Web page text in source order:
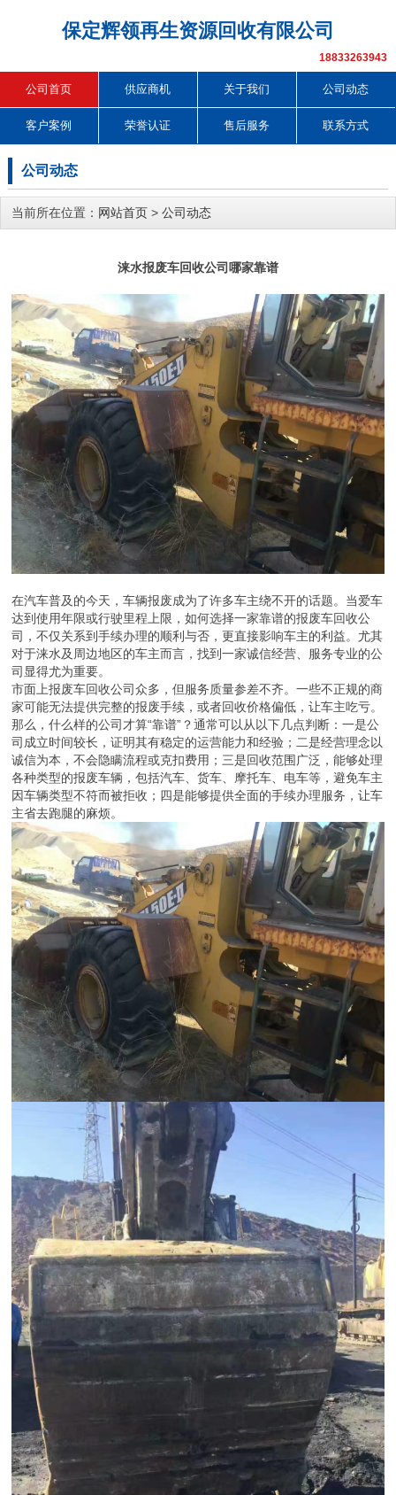
保定辉领再生资源回收有限公司
18833263943
公司首页 供应商机 关于我们 公司动态
客户案例 荣誉认证 售后服务 联系方式
公司动态
当前所在位置： 网站首页 > 公司动态
涞水报废车回收公司哪家靠谱
在汽车普及的今天，车辆报废成为了许多车主绕不开的话题。当爱车
达到使用年限或行驶里程上限，如何选择一家靠谱的报废车回收公
司，不仅关系到手续办理的顺利与否，更直接影响车主的利益。尤其
对于涞水及周边地区的车主而言，找到一家诚信经营、服务专业的公
司显得尤为重要。
市面上报废车回收公司众多，但服务质量参差不齐。一些不正规的商
家可能无法提供完整的报废手续，或者回收价格偏低，让车主吃亏。
那么，什么样的公司才算“靠谱”？通常可以从以下几点判断：一是公
司成立时间较长，证明其有稳定的运营能力和经验；二是经营理念以
诚信为本，不会隐瞒流程或克扣费用；三是回收范围广泛，能够处理
各种类型的报废车辆，包括汽车、货车、摩托车、电车等，避免车主
因车辆类型不符而被拒收；四是能够提供全面的手续办理服务，让车
主省去跑腿的麻烦。